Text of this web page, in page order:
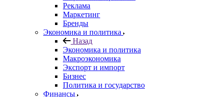
Реклама
Маркетинг
Бренды
Экономика и политика
Назад
Экономика и политика
Макроэкономика
Экспорт и импорт
Бизнес
Политика и государство
Финансы